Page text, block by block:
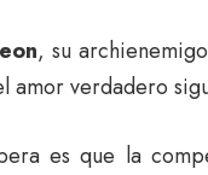
, su
amor verdadero
es que la